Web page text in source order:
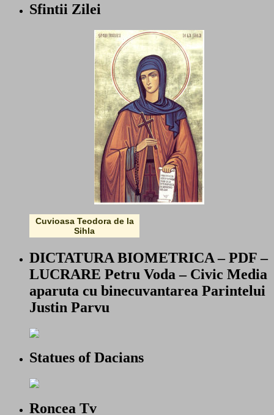
Sfintii Zilei
Cuvioasa Teodora de la
Sihla
DICTATURA BIOMETRICA – PDF –
LUCRARE Petru Voda – Civic Media
aparuta cu binecuvantarea Parintelui
Justin Parvu
Statues of Dacians
Roncea Tv